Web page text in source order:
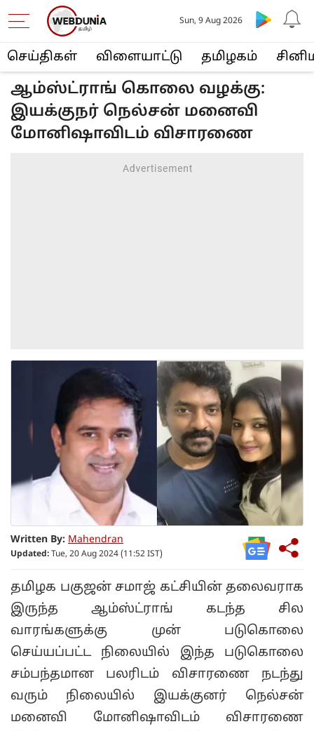
செய்திகள் விளையா‌ட்டு த‌மிழக‌ம்
Sun, 9 Aug 2026
ஆம்ஸ்ட்ராங் கொலை வழக்கு:
இயக்குநர் நெல்சன் மனைவி
மோனிஷாவிடம் விசாரணை
Written By: Mahendran
Updated: Tue, 20 Aug 2024 (11:52 IST)
தமிழக பகுஜன் சமாஜ் கட்சியின் தலைவராக
இருந்த ஆம்ஸ்ட்ராங் கடந்த சில
வாரங்களுக்கு முன் படுகொலை
செய்யப்பட்ட நிலையில் இந்த படுகொலை
சம்பந்தமான பலரிடம் விசாரணை நடந்து
வரும் நிலையில் இயக்குனர் நெல்சன்
மனைவி மோனிஷாவிடம் விசாரணை